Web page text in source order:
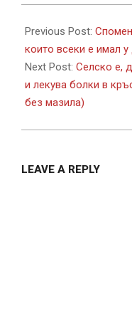
12-
08
Previous Post:
които всеки е имал
Next Post: Селско е,
и лекува болки в
без мазила)
LEAVE A REPLY